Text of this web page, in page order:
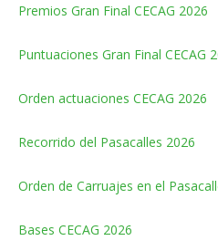
Premios Gran Final CECAG 2026
Puntuaciones Gran Final CECAG
Orden actuaciones CECAG 2026
Recorrido del Pasacalles 2026
Orden de Carruajes en el
Bases CECAG 2026